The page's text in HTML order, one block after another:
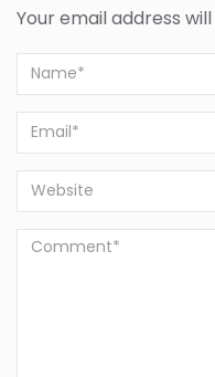
Your email address